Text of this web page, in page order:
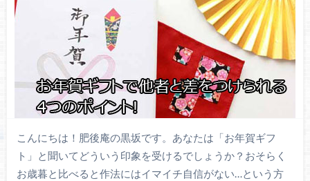
こんにちは！肥後庵の黒坂です。あなたは「お年賀ギフ
ト」と聞いてどういう印象を受けるでしょうか？おそらく
お歳暮と比べると作法にはイマイチ自信がない…という方